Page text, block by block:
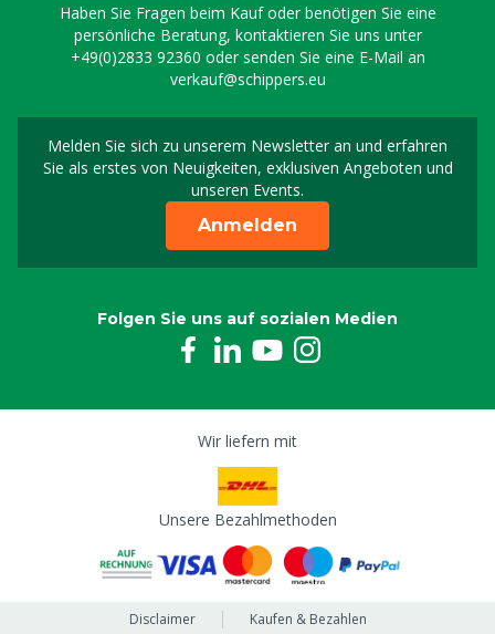
Haben Sie Fragen beim Kauf oder benötigen Sie eine
persönliche Beratung, kontaktieren Sie uns unter
+49(0)2833 92360 oder senden Sie eine E-Mail an
verkauf@schippers.eu
Melden Sie sich zu unserem Newsletter an und erfahren
Sie als erstes von Neuigkeiten, exklusiven Angeboten und
unseren Events.
Melden Sie sich für
Anmelden
Folgen Sie uns auf sozialen Medien
Wir liefern mit
Unsere Bezahlmethoden
Disclaimer Kaufen & Bezahlen